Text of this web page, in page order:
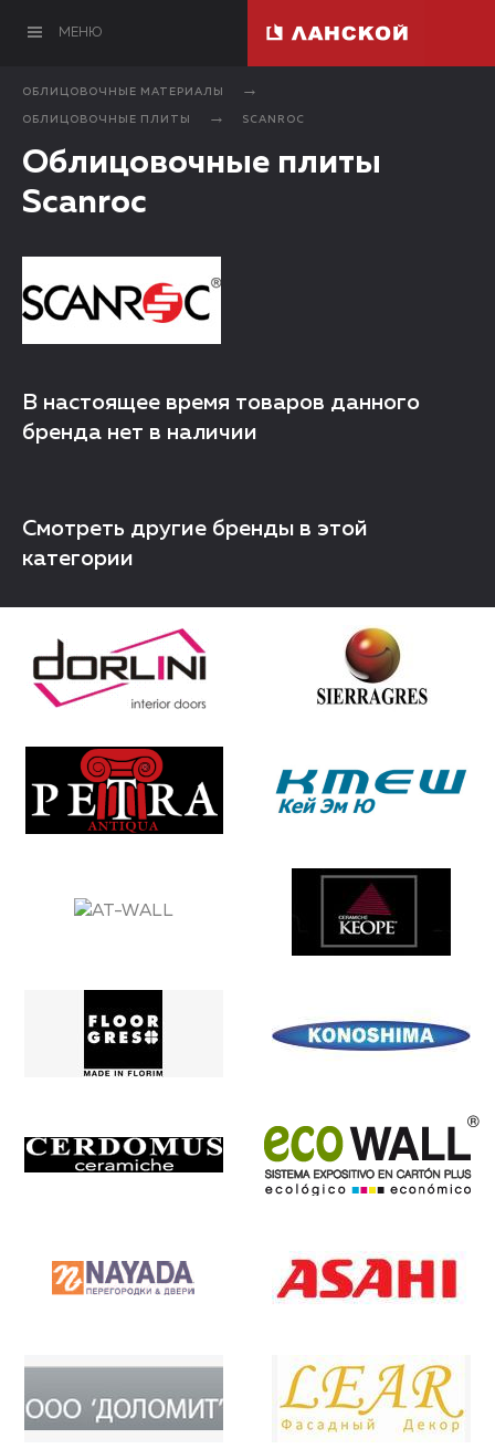
МЕНЮ
ОБЛИЦОВОЧНЫЕ МАТЕРИАЛЫ
ОБЛИЦОВОЧНЫЕ ПЛИТЫ SCANROC
Облицовочные плиты
Scanroc
В настоящее время товаров данного
бренда нет в наличии
Смотреть другие бренды в этой
категории